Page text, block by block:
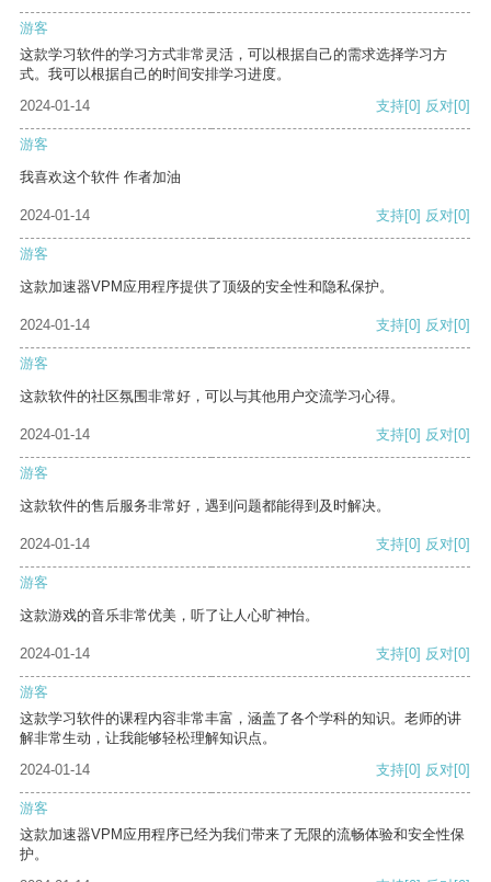
游客
这款学习软件的学习方式非常灵活，可以根据自己的需求选择学习方
式。我可以根据自己的时间安排学习进度。
2024-01-14
支持[0] 反对[0]
游客
我喜欢这个软件 作者加油
2024-01-14 支持[0] 反对[0]
游客
这款加速器VPM应用程序提供了顶级的安全性和隐私保护。
2024-01-14 支持[0] 反对[0]
游客
这款软件的社区氛围非常好，可以与其他用户交流学习心得。
2024-01-14 支持[0] 反对[0]
游客
这款软件的售后服务非常好，遇到问题都能得到及时解决。
2024-01-14 支持[0] 反对[0]
游客
这款游戏的音乐非常优美，听了让人心旷神怡。
2024-01-14 支持[0] 反对[0]
游客
这款学习软件的课程内容非常丰富，涵盖了各个学科的知识。老师的讲
解非常生动，让我能够轻松理解知识点。
2024-01-14
支持[0] 反对[0]
游客
这款加速器VPM应用程序已经为我们带来了无限的流畅体验和安全性保
护。